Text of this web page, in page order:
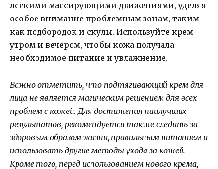
легкими массирующими движениями, уделяя
особое внимание проблемным зонам, таким
как подбородок и скулы. Используйте крем
утром и вечером, чтобы кожа получала
необходимое питание и увлажнение.
Важно отметить, что подтягивающий крем для
лица не является магическим решением для всех
проблем с кожей. Для достижения наилучших
результатов, рекомендуется также следить за
здоровым образом жизни, правильным питанием и
использовать другие методы ухода за кожей.
Кроме того, перед использованием нового крема,